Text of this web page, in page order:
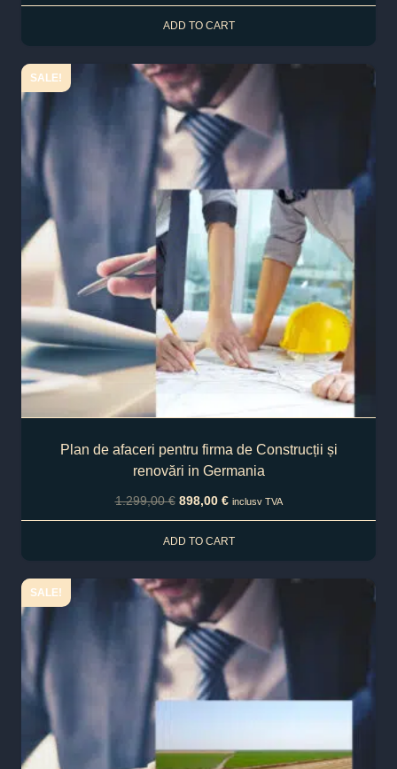
ADD TO CART
SALE!
Plan de afaceri pentru firma de Construcții și
renovări in Germania
1.299,00€ 898,00 € inclusv TVA
ADD TO CART
SALE!